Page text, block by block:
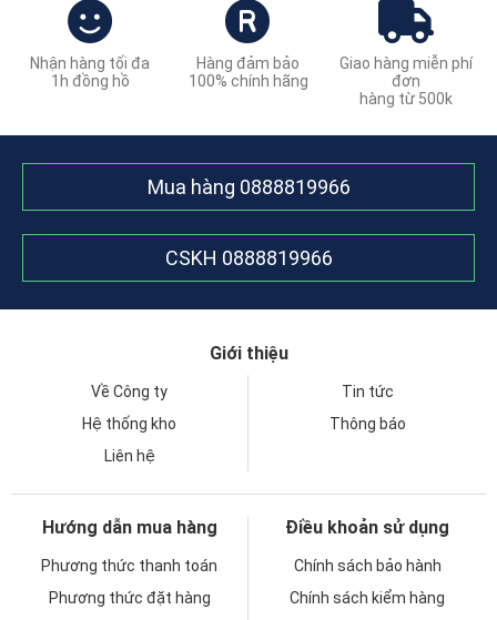
Nhận hàng tối đa
1h đồng hồ
Hàng đảm bảo
100% chính hãng
Giao hàng miễn phí
đơn
hàng từ 500k
Mua hàng 0888819966
CSKH 0888819966
Giới thiệu
Về Công ty
Tin tức
Hệ thống kho
Thông báo
Liên hệ
Hướng dẫn mua hàng
Phương thức thanh toán
Phương thức đặt hàng
Điều khoản sử dụng
Chính sách bảo hành
Chính sách kiểm hàng